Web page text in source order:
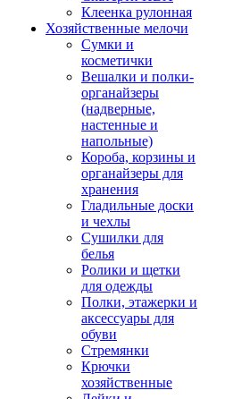
Клеенка рулонная
Хозяйственные мелочи
Сумки и
косметички
Вешалки и полки-
органайзеры
(надверные,
настенные и
напольные)
Короба, корзины и
органайзеры для
хранения
Гладильные доски
и чехлы
Сушилки для
белья
Ролики и щетки
для одежды
Полки, этажерки и
аксессуары для
обуви
Стремянки
Крючки
хозяйственные